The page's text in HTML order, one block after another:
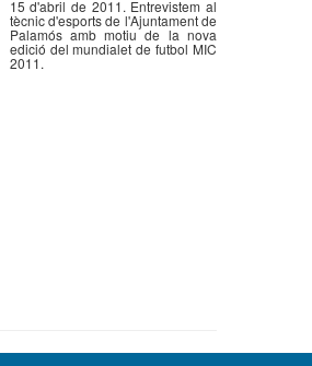
15 d'abril de 2011. Entrevistem al
tècnic d'esports de l'Ajuntament de
Palamós amb motiu de la nova
edició del mundialet de futbol MIC
2011.